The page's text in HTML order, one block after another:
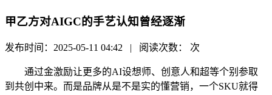
甲乙方对AIGC的手艺认知曾经逐渐
发布时间：2025-05-11 04:42 | 阅读次数： 次
通过金激励让更多的AI设想师、创意人和超等个别参取
到共创中来。而是品牌从是不是实的懂营销，一个SKU就得